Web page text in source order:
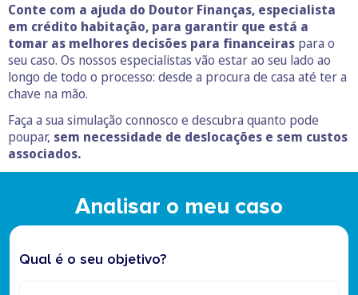
Conte com a ajuda do Doutor Finanças, especialista
em crédito habitação, para garantir que está a
tomar as melhores decisões para financeiras para o
seu caso. Os nossos especialistas vão estar ao seu lado ao
longo de todo o processo: desde a procura de casa até ter a
chave na mão.
Faça a sua simulação connosco e descubra quanto pode
poupar, sem necessidade de deslocações e sem custos
associados.
Analisar o meu caso
Qual é o seu objetivo?